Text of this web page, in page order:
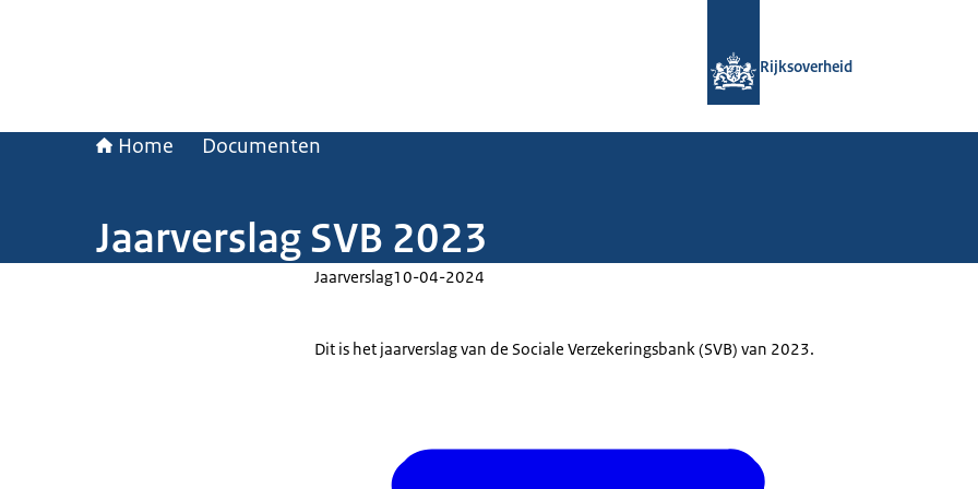
Rijksoverheid
Home Documenten
Jaarverslag SVB 2023
Jaarverslag10-04-2024
Dit is het jaarverslag van de Sociale Verzekeringsbank (SVB) van 2023.